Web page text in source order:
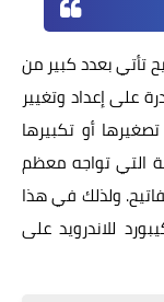
تأتي بعدد كبير من
على إعداد وتغيير
أو تكبيرها
التي تواجه معظم
ولذلك في هذا
للاندرويد على